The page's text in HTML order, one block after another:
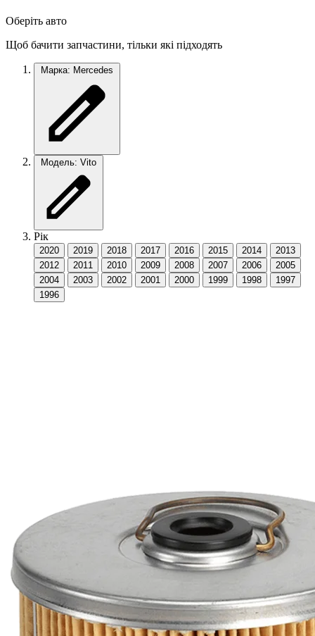
Оберіть авто
Щоб бачити запчастини, тільки які підходять
Марка: Mercedes
Модель: Vito
Рік
2020 2019 2018 2017 2016 2015 2014
2013
2012
2011 2010 2009 2008 2007 2006
2005
2004
2003 2002 2001 2000 1999 1998
1997
1996